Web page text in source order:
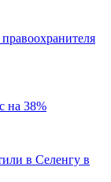
на 38%
в Селенгу в